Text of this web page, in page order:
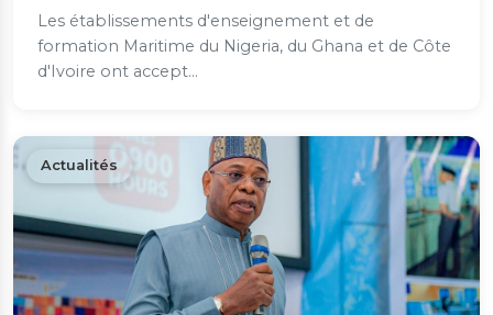
Les établissements d'enseignement et de
formation Maritime du Nigeria, du Ghana et de Côte
d'Ivoire ont accept...
Actualités